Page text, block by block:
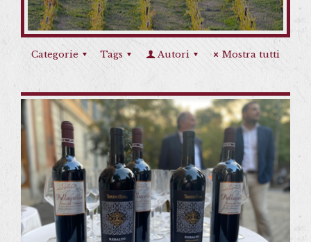
Categorie Tags Autori Mostra tutti